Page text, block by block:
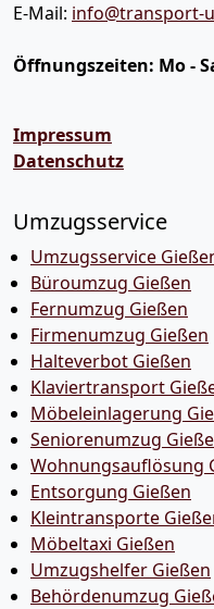
E-Mail: info@transport-
Öffnungszeiten: Mo -
Impressum
Datenschutz
Umzugsservice
Umzugsservice
Büroumzug Gießen
Fernumzug Gießen
Firmenumzug Gießen
Halteverbot Gießen
Klaviertransport
Möbeleinlagerung
Seniorenumzug
Wohnungsauflösung
Entsorgung Gießen
Kleintransporte
Möbeltaxi Gießen
Umzugshelfer Gießen
Behördenumzug